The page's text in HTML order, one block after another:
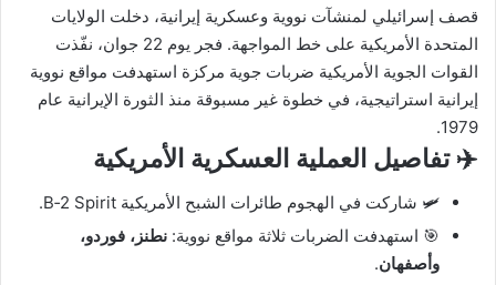
قصف إسرائيلي لمنشآت نووية وعسكرية إيرانية، دخلت الولايات
المتحدة الأمريكية على خط المواجهة. فجر يوم 22 جوان، نفّذت
القوات الجوية الأمريكية ضربات جوية مركزة استهدفت مواقع نووية
إيرانية استراتيجية، في خطوة غير مسبوقة منذ الثورة الإيرانية عام
1979.
✈️ تفاصيل العملية العسكرية الأمريكية
🛩️ شاركت في الهجوم طائرات الشبح الأمريكية B‑2 Spirit.
🎯 استهدفت الضربات ثلاثة مواقع نووية: نطنز، فوردو،
وأصفهان.